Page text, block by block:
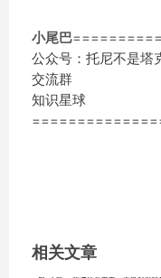
小尾巴
公众号：托尼不是塔
交流群
知识星球
相关文章